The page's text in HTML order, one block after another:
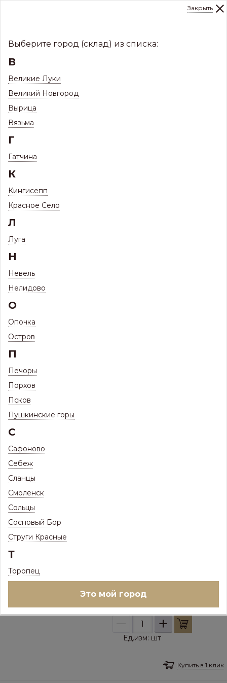
291-000
Штакетник П-, М-образный, полукруглый СКЛАД
ШТАКЕТНИК П-, М-ОБРАЗНЫЙ,
ПОЛУКРУГЛЫЙ СКЛАД
Сортировать по:
131 Р /шт
Цена с максимальной скидкой, Псков:
131 Р
– +
Ед.изм: шт
Купить в 1 клик
Закрыть
Выберите город (склад) из списка:
В
Великие Луки
Великий Новгород
Вырица
Вязьма
Г
Гатчина
К
Кингисепп
Красное Село
Л
Луга
Н
Невель
Нелидово
О
Опочка
Остров
П
Печоры
Порхов
Псков
Пушкинские горы
С
Сафоново
Себеж
Сланцы
Смоленск
Сольцы
Сосновый Бор
Струги Красные
Т
Торопец
Это мой город